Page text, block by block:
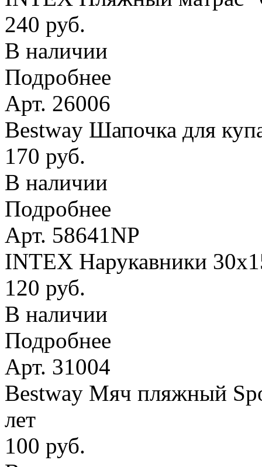
240 руб.
В наличии
Подробнее
Арт. 26006
Bestway Шапочка для
170 руб.
В наличии
Подробнее
Арт. 58641NP
INTEX Нарукавники
120 руб.
В наличии
Подробнее
Арт. 31004
Bestway Мяч пляжный
лет
100 руб.